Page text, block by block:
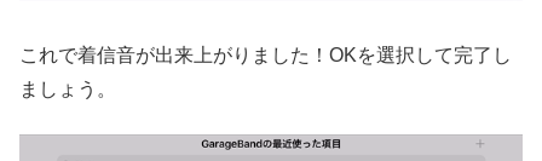
これで着信音が出来上がりました！OKを選択して完了し
ましょう。